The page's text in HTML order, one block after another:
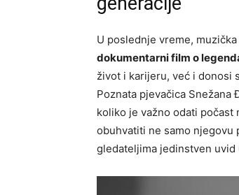
U poslednje vreme,
dokumentarni film o
život i karijeru, već i donosi
Poznata pjevačica
koliko je važno odati počast
obuhvatiti ne samo njegovu
gledateljima jedinstven